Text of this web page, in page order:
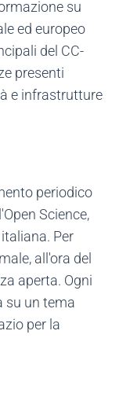
su
ed europeo
del CC-
presenti
e infrastrutture
periodico
Science,
Per
all'ora del
aperta. Ogni
su un tema
per la